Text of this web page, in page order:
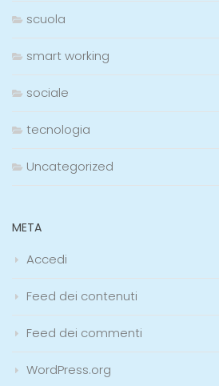
scuola
smart working
sociale
tecnologia
Uncategorized
META
Accedi
Feed dei contenuti
Feed dei commenti
WordPress.org